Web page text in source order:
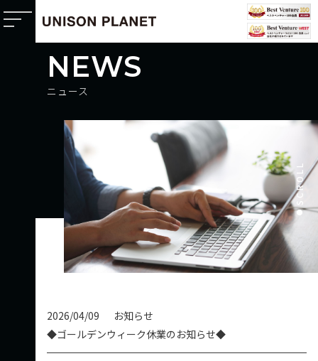
NEWS
ニ ュ ース
SCROLL
2026/04/09
お知らせ
◆ゴールデンウィーク休業のお知らせ◆